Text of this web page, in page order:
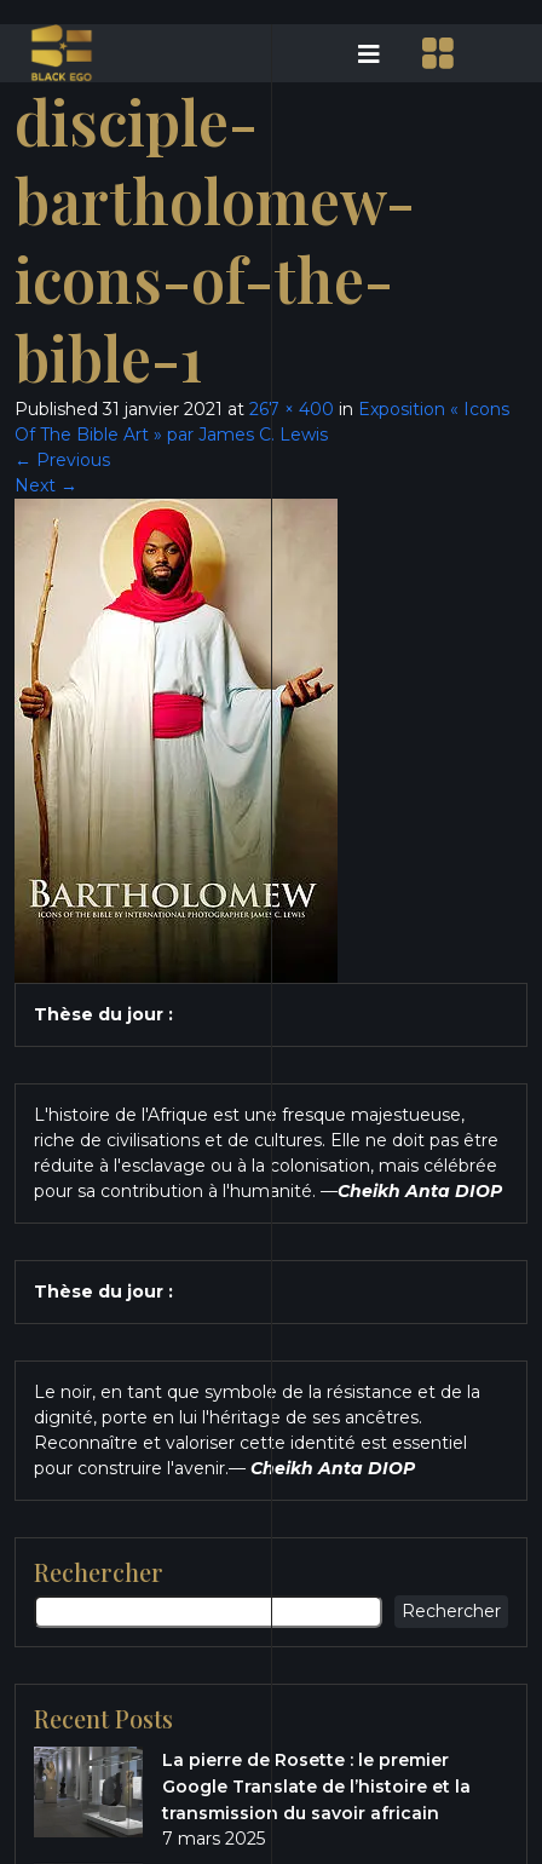
disciple-
bartholomew-
icons-of-the-
bible-1
Published31 janvier 2021 at 267 × 400 in Exposition « Icons
Of The Bible Art » par James C. Lewis
← Previous
Next →
Thèse du jour :
L'histoire de l'Afrique est une fresque majestueuse,
riche de civilisations et de cultures. Elle ne doit pas être
réduite à l'esclavage ou à la colonisation, mais célébrée
pour sa contribution à l'humanité. —Cheikh Anta DIOP
Thèse du jour :
Le noir, en tant que symbole de la résistance et de la
dignité, porte en lui l'héritage de ses ancêtres.
Reconnaître et valoriser cette identité est essentiel
pour construire l'avenir.— Cheikh Anta DIOP
Rechercher
Rechercher
Recent Posts
La pierre de Rosette : le premier
Google Translate de l’histoire et la
transmission du savoir africain
7 mars 2025